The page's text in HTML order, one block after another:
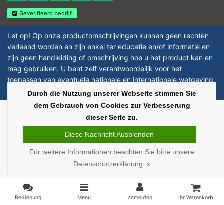
Geverifieerd bedrijf
Let op! Op onze productomschrijvingen kunnen geen rechten
verleend worden en zijn enkel ter educatie en/of informatie en
zijn geen handleiding of omschrijving hoe u het product kan en
mag gebruiken. U bent zelf verantwoordelijk voor het
toepassen van eventuele nationale en internationale wetgeving
omtrent het gebruik van chemicaliën.
InStijl Media |
Alle Preise verstehen sich ohne
Bedienung Menu anmelden Ihr Warenkorb
Durch die Nutzung unserer Webseite stimmen Sie
dem Gebrauch von Cookies zur Verbesserung
dieser Seite zu.
Diese Nachricht Ausblenden
Für weitere Informationen beachten Sie bitte unsere
Datenschutzerklärung. »